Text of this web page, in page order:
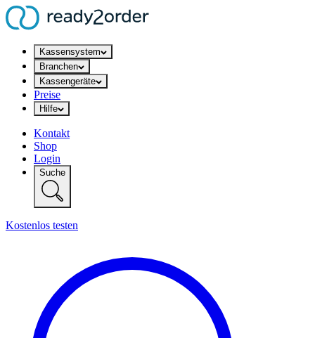
Kassensystem
Branchen
Kassengeräte
Preise
Hilfe
Kontakt
Shop
Login
Suche
Kostenlos testen